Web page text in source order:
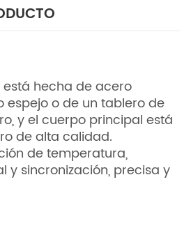
hecha de acero
espejo o de un tablero de
y el cuerpo principal está
de alta calidad.
de temperatura,
y sincronización, precisa y